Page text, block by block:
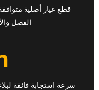
قطع غيار أصلية
الفصل